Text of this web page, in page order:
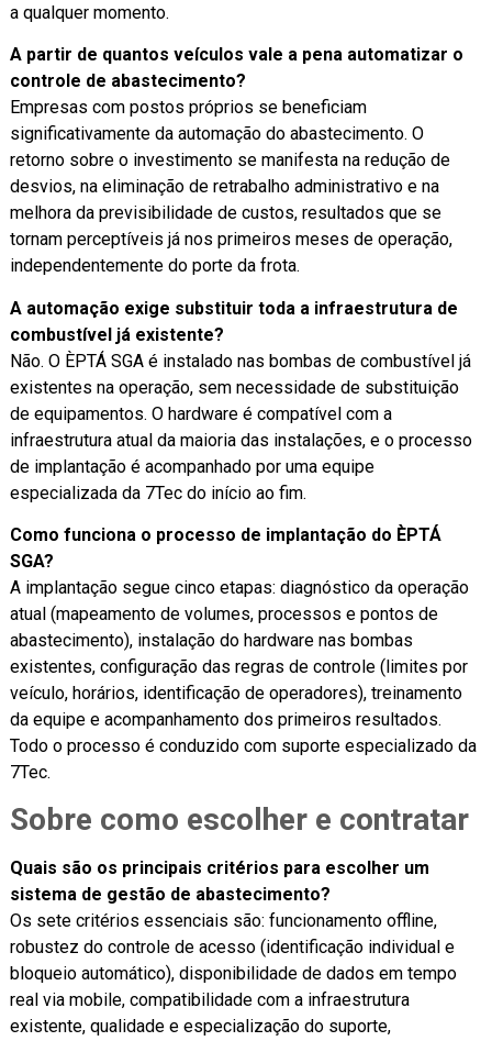
a qualquer momento.
A partir de quantos veículos vale a pena automatizar o
controle de abastecimento?
Empresas com postos próprios se beneficiam
significativamente da automação do abastecimento. O
retorno sobre o investimento se manifesta na redução de
desvios, na eliminação de retrabalho administrativo e na
melhora da previsibilidade de custos, resultados que se
tornam perceptíveis já nos primeiros meses de operação,
independentemente do porte da frota.
A automação exige substituir toda a infraestrutura de
combustível já existente?
Não. O ÈPTÁ SGA é instalado nas bombas de combustível já
existentes na operação, sem necessidade de substituição
de equipamentos. O hardware é compatível com a
infraestrutura atual da maioria das instalações, e o processo
de implantação é acompanhado por uma equipe
especializada da 7Tec do início ao fim.
Como funciona o processo de implantação do ÈPTÁ
SGA?
A implantação segue cinco etapas: diagnóstico da operação
atual (mapeamento de volumes, processos e pontos de
abastecimento), instalação do hardware nas bombas
existentes, configuração das regras de controle (limites por
veículo, horários, identificação de operadores), treinamento
da equipe e acompanhamento dos primeiros resultados.
Todo o processo é conduzido com suporte especializado da
7Tec.
Sobre como escolher e contratar
Quais são os principais critérios para escolher um
sistema de gestão de abastecimento?
Os sete critérios essenciais são: funcionamento offline,
robustez do controle de acesso (identificação individual e
bloqueio automático), disponibilidade de dados em tempo
real via mobile, compatibilidade com a infraestrutura
existente, qualidade e especialização do suporte,